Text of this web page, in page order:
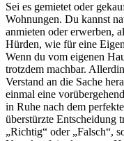
Sei es gemietet oder
Wohnungen. Du kannst
anmieten oder erwerben,
Hürden, wie für eine
Wenn du vom eigenen
trotzdem machbar.
Verstand an die Sache
einmal eine
in Ruhe nach dem
überstürzte Entscheidung
„Richtig“ oder „Falsch“,